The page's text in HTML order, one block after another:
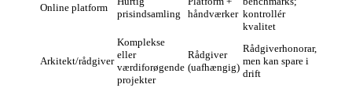
Online platform
prisindsamling
håndværker kontrollér
kvalitet
Arkitekt/rådgiver
Komplekse
eller
værdiforøgende
projekter
Rådgiver
(uafhængig)
Rådgiverhonorar,
men kan spare i
drift